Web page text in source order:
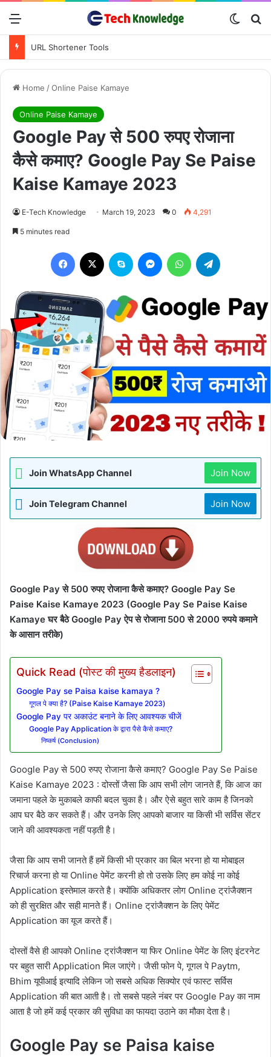
Menu
PDF Converter Tools
Home /Online Paise Kamaye
Online Paise Kamaye
Google Pay से 500 रुपए रोजाना
कैसे कमाए? Google Pay Se Paise
Kaise Kamaye 2023
E-Tech Knowledge March 19, 2023 0 4,291
5 minutes read
Facebook Skype MessengerWhatsApp
Join WhatsApp Channel Join Now
Join Telegram Channel Join Now
Google Pay से 500 रुपए रोजाना कैसे कमाए? Google Pay Se
Paise Kaise Kamaye 2023 (Google Pay Se Paise Kaise
Kamaye घर बैठे Google Pay ऐप से रोजाना 500 से 2000 रुपये कमाने
के आसान तरीके)
Quick Read (पोस्ट की मुख्य हैडलाइन)
Google Pay se Paisa kaise kamaya ?
गूगल पे क्या है? (Paise Kaise Kamaye 2023)
Google Pay पर अकाउंट बनाने के लिए आवश्यक चीजें
Google Pay Application के द्वारा पैसे कैसे कमाए?
निष्कर्ष (Conclusion)
Google Pay से 500 रुपए रोजाना कैसे कमाए? Google Pay Se Paise
Kaise Kamaye 2023 : दोस्तों जैसा कि आप सभी लोग जानते हैं, कि आज का
जमाना पहले के मुकाबले काफी बदल चुका है। और ऐसे बहुत सारे काम है जिनको
आप घर बैठे कर सकते हैं। और उनके लिए आपको बाजार या किसी भी सर्विस सेंटर
जाने की आवश्यकता नहीं पड़ती है।
जैसा कि आप सभी जानते हैं हमें किसी भी प्रकार का बिल भरना हो या मोबाइल
रिचार्ज करना हो या Online पेमेंट करनी हो तो उसके लिए हम कोई ना कोई
Application इस्तेमाल करते है। क्योंकि अधिकतर लोग Online ट्रांजैक्शन
को ही सुरक्षित और सही मानते हैं। Online ट्रांजैक्शन के लिए पेमेंट
Application का यूज करते हैं।
दोस्तों वैसे ही आपको Online ट्रांजैक्शन या फिर Online पेमेंट के लिए इंटरनेट
पर बहुत सारी Application मिल जाएंगे। जैसी फोन पे, गूगल पे Paytm,
Bhim यूपीआई इत्यादि लेकिन जो सबसे अधिक सिक्योर एवं फास्ट सर्विस
Application की बात आती है। तो सबसे पहले नंबर पर Google Pay का नाम
आता है जो हमें कई प्रकार की सुविधा का फायदा उठाने का मौका देता है।
Google Pay se Paisa kaise